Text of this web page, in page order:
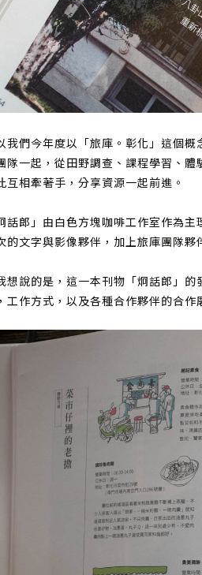
我們今年度以「旅庫。彰化」這個
隊一起，從田野調查、課程學習、
互相牽著手，分享資源一起前進。
話郎」由白色方塊咖啡工作室作為
的文字與影像夥伴，加上旅庫團隊
想說的是，這一本刊物「炯話郎」
工作方式，以及各種合作夥伴的合